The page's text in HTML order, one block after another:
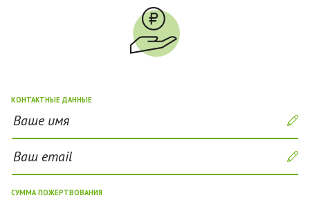
КОНТАКТНЫЕ ДАННЫЕ
СУММА ПОЖЕРТВОВАНИЯ